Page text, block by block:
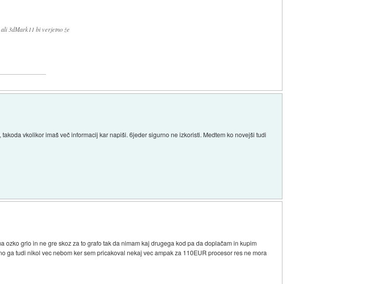
3dMark11 bi verjetno že
vkolikor imaš več informacij kar napiši. 6jeder sigurno ne izkoristi. Medtem ko novejši tudi
grlo in ne gre skoz za to grafo tak da nimam kaj drugega kod pa da doplačam in kupim
ga tudi nikol vec nebom ker sem pricakoval nekaj vec ampak za 110EUR procesor res ne mora